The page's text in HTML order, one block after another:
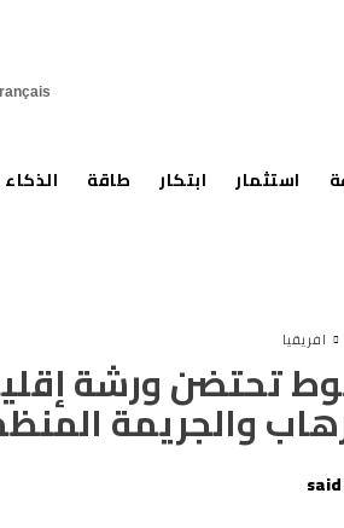
استثمار ابتكار طاقة
افريقيا
تحتضن ورشة
والجريمة